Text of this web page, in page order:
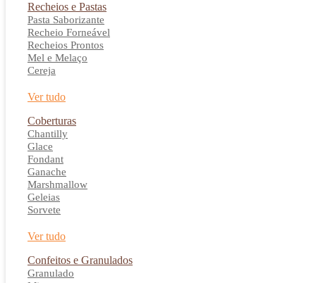
Recheios e Pastas
Pasta Saborizante
Recheio Forneável
Recheios Prontos
Mel e Melaço
Cereja
Ver tudo
Coberturas
Chantilly
Glace
Fondant
Ganache
Marshmallow
Geleias
Sorvete
Ver tudo
Confeitos e Granulados
Granulado